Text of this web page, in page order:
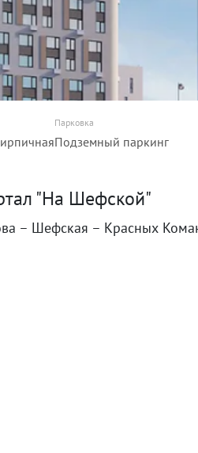
Парковка
Подземный паркинг
"На Шефской"
– Шефская – Красных